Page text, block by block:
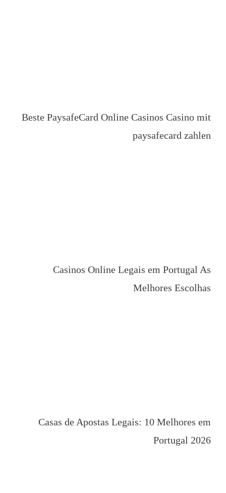
Beste PaysafeCard Online Casinos Casino mit
paysafecard zahlen
Casinos Online Legais em Portugal As
Melhores Escolhas
Casas de Apostas Legais: 10 Melhores em
Portugal 2026